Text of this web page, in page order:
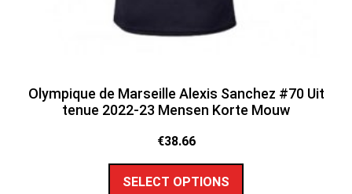
Olympique de Marseille Alexis Sanchez #70 Uit
tenue 2022-23 Mensen Korte Mouw
€38.66
SELECT OPTIONS